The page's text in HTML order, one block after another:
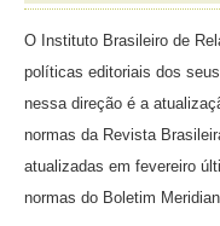
O Instituto Brasileiro de
políticas editoriais dos
nessa direção é a
normas da Revista
atualizadas em fevereiro
normas do Boletim